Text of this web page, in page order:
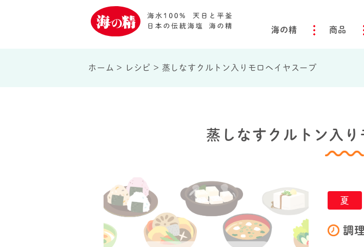
海の精 商品
ホーム > レシピ > 蒸しなすクルトン入りモロヘイヤスープ
蒸しなすクルトン入
夏
調